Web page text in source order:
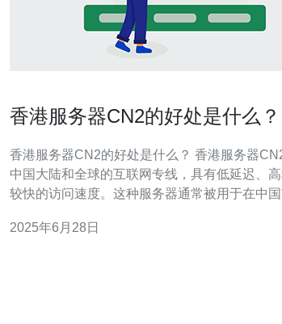
香港服务器CN2的好处是什么？
香港服务器CN2的好处是什么？ 香港服务器CN2是指连接
中国大陆和全球的互联网专线，具有低延迟、
较快的访问速度。这种服务器通常被用于在中
务器CN2通过中国电信骨干网络，与中国大陆相
2025年6月28日